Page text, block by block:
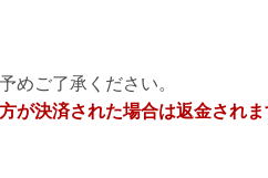
ご了承ください。
決済された場合は返金されま